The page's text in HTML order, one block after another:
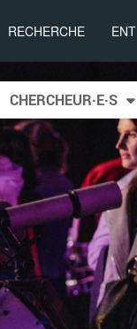
RECHERCHE ENT
CHERCHEUR·E·S